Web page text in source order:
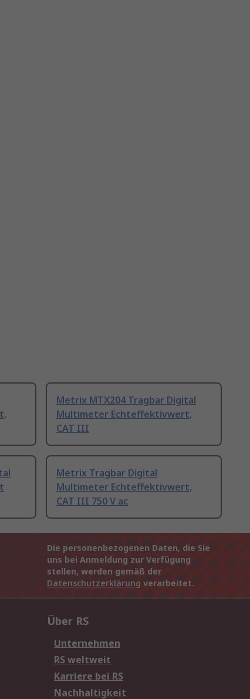
Metrix MTX204 Tragbar Digital
Multimeter Echteffektivwert,
CAT III
Metrix Tragbar Digital
Multimeter Echteffektivwert,
CAT III 750 V ac
Die personenbezogenen Daten, die Sie
uns bei Anmeldung zur Verfügung
stellen, werden gemäß der
Datenschutzerklärung verarbeitet.
Über RS
Unternehmen
RS weltweit
Karriere bei RS
Nachhaltigkeit